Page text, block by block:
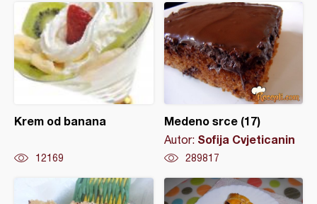
Krem od banana
12169
Medeno srce (17)
Autor: Sofija Cvjeticanin
289817